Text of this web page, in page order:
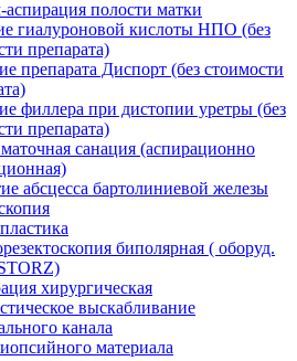
полости матки
гиалуроновой кислоты НПО (без
препарата)
препарата Диспорт (без стоимости
филлера при дистопии уретры (без
препарата)
санация (аспирационно
абсцесса бартолиниевой железы
биполярная ( оборуд.
хирургическая
выскабливание
канала
материала